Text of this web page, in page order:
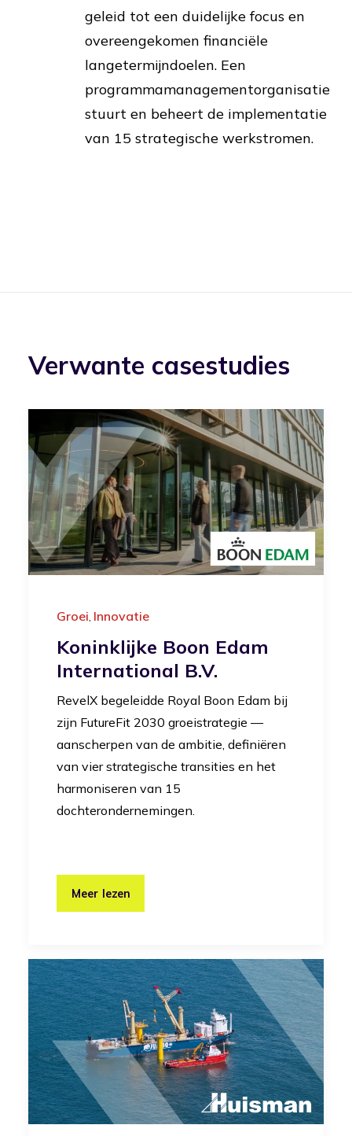
geleid tot een duidelijke focus en
overeengekomen financiële
langetermijndoelen. Een
programmamanagementorganisatie
stuurt en beheert de implementatie
van 15 strategische werkstromen.
Verwante casestudies
Groei Innovatie
Koninklijke Boon Edam
International B.V.
RevelX begeleidde Royal Boon Edam bij
zijn FutureFit 2030 groeistrategie —
aanscherpen van de ambitie, definiëren
van vier strategische transities en het
harmoniseren van 15
dochterondernemingen.
Meer lezen